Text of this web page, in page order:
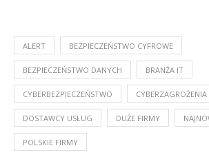
ALERT BEZPIECZEŃSTWO CYFROWE
BEZPIECZEŃSTWO DANYCH BRANŻA IT
CYBERBEZPIECZEŃSTWO CYBERZAGROŻENIA
DOSTAWCY USŁUG DUŻE FIRMY
POLSKIE FIRMY